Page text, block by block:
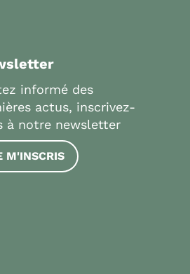
informé des
actus, inscrivez-
à notre newsletter
M'INSCRIS